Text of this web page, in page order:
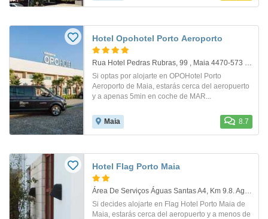
Hotel Opohotel Porto Aeroporto
Rua Hotel Pedras Rubras, 99 , Maia 4470-573 Maia Portugal, Maia, Portugal. Maia, Portugal
Si optas por alojarte en OPOHotel Porto
Aeroporto de Maia, estarás cerca del aeropuerto
y a apenas 5min en coche de MAR...
Maia 8.7
Hotel Flag Porto Maia
Área De Serviços Águas Santas A4, Km 9.8. Agua Santas
Si decides alojarte en Flag Hotel Porto Maia de
Maia, estarás cerca del aeropuerto y a menos de